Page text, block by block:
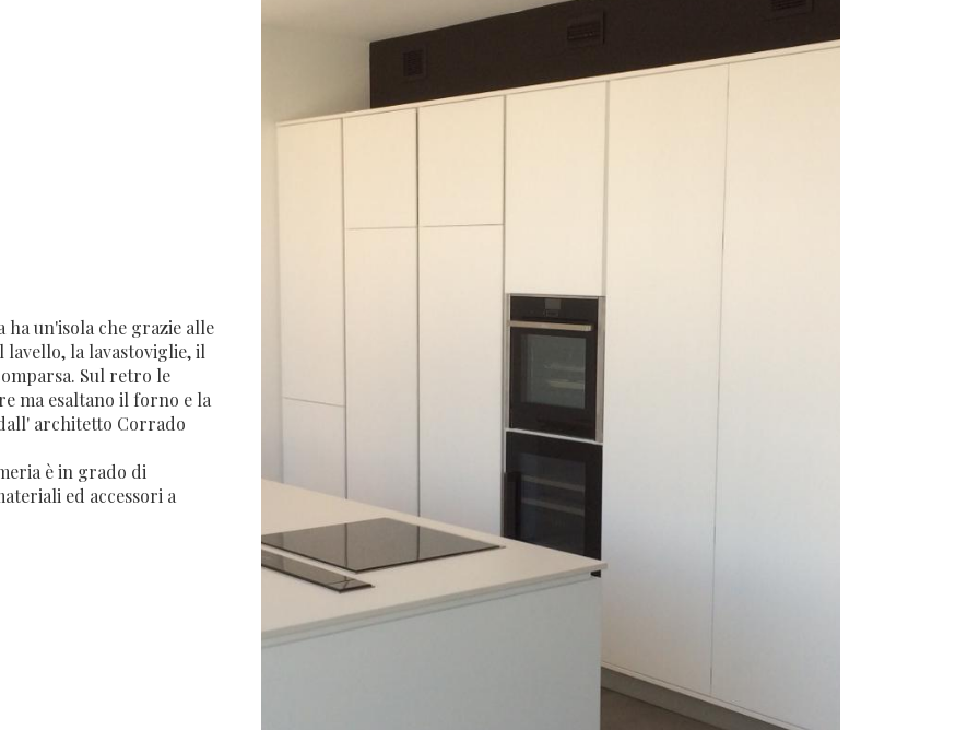
ha un'isola che grazie alle
la lavastoviglie, il
Sul retro le
ma esaltano il forno e la
architetto Corrado
è in grado di
ed accessori a